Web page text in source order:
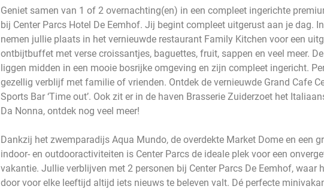
Geniet samen van 1 of 2 overnachting(en) in een compleet ingerichte
bij Center Parcs Hotel De Eemhof. Jij begint compleet uitgerust aan je dag.
nemen jullie plaats in het vernieuwde restaurant Family Kitchen voor een
ontbijtbuffet met verse croissantjes, baguettes, fruit, sappen en veel meer.
liggen midden in een mooie bosrijke omgeving en zijn compleet ingericht.
gezellig verblijf met familie of vrienden. Ontdek de vernieuwde Grand Cafe
Sports Bar ‘Time out’. Ook zit er in de haven Brasserie Zuiderzoet het
Da Nonna, ontdek nog veel meer!
Dankzij het zwemparadijs Aqua Mundo, de overdekte Market Dome en een
indoor- en outdooractiviteiten is Center Parcs de ideale plek voor een
vakantie. Jullie verblijven met 2 personen bij Center Parcs De Eemhof, waar
door voor elke leeftijd altijd iets nieuws te beleven valt. Dé perfecte